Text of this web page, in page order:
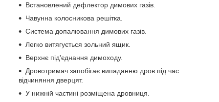
Встановлений дефлектор димових газів.
Чавунна колосникова решітка.
Система допалювання димових газів.
Легко витягується зольний ящик.
Верхнє під'єднання димоходу.
Дровотримач запобігає випаданню дров під час
відчиняння дверцят.
У нижній частині розміщена дровниця.